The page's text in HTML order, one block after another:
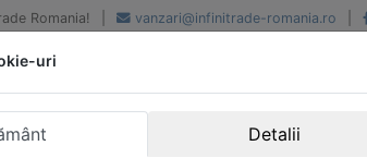
Romania! vanzari@infinitrade-romania.ro
renume
National si international
Livrari
uri
Detalii